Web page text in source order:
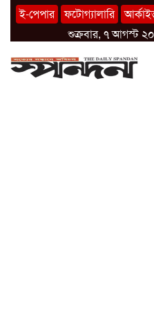
ই-পেপার ফটোগ্যালারি
শুক্রবার, ৭ আগস্ট